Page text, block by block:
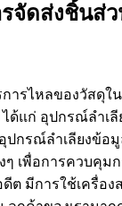
จัดส่งชิ้นส่
การไหลของวัสดุ
ด้แก่ อุปกรณ์ลำเลี
อุปกรณ์ลำเลียงข้
ๆ เพื่อการควบคุม
ต มีการใช้เครื่อง